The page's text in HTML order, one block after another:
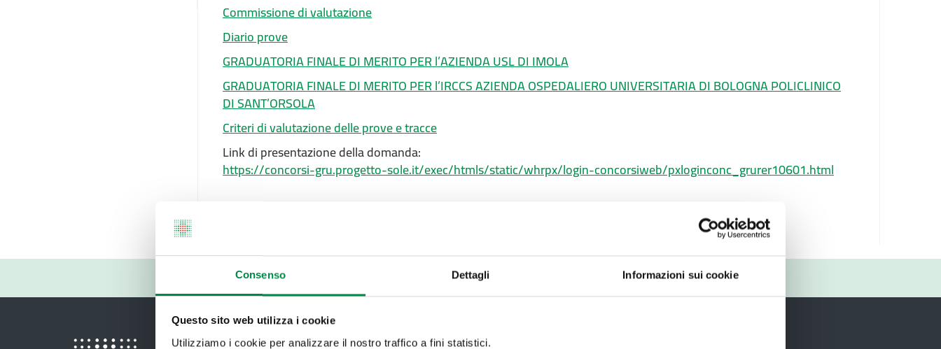
Consenso Dettagli Informazioni sui cookie
Questo sito web utilizza i cookie
Utilizziamo i cookie per analizzare il nostro traffico a fini statistici.
Commissione di valutazione
Diario prove
GRADUATORIA FINALE DI MERITO PER l’AZIENDA USL DI IMOLA
GRADUATORIA FINALE DI MERITO PER l’IRCCS AZIENDA OSPEDALIERO UNIVERSITARIA DI BOLOGNA POLICLINICO
DI SANT’ORSOLA
Criteri di valutazione delle prove e tracce
Link di presentazione della domanda:
https://concorsi-gru.progetto-sole.it/exec/htmls/static/whrpx/login-concorsiweb/pxloginconc_grurer10601.html
Valuta questo sito: RISPONDI AL QUESTIONARIO